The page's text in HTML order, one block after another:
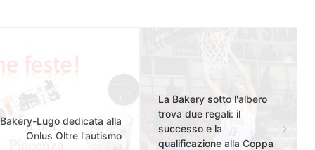
Bakery-Lugo dedicata alla
Onlus Oltre l'autismo
La Bakery sotto l'albero
trova due regali: il
successo e la
qualificazione alla Coppa